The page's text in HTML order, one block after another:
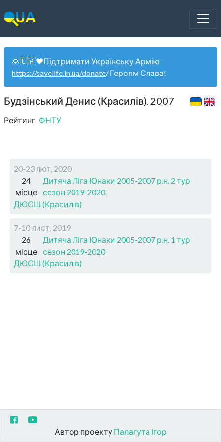
🙏🇺🇦❤️Підтримати Українську Армію
https://savelife.in.ua/donate/ Героям Слава!
Будзінський Денис (Красилів). 2007
Рейтинг ФНТУ
20-23 лют, 2020
24
місце
Дитяча Ліга Юнаки 2005-2007 р.н. 2 тур
сезон 2019-2020
ДЮСШ (Красилів)
7-10 лист, 2019
26
місце
Дитяча Ліга Юнаки 2005-2007 р.н. 1 тур
сезон 2019-2020
ДЮСШ (Красилів)
Автор проекту Палагута Ігор